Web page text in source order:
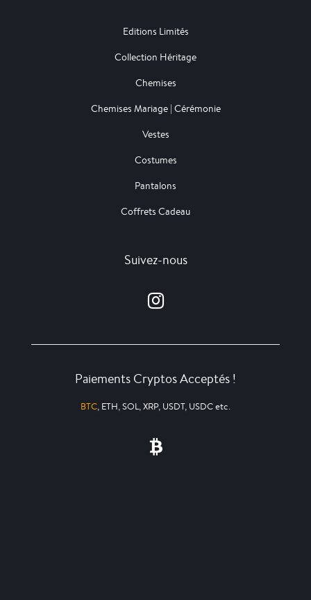
Editions Limités
Collection Héritage
Chemises
Chemises Mariage | Cérémonie
Vestes
Costumes
Pantalons
Coffrets Cadeau
Suivez-nous
Paiements Cryptos Acceptés !
BTC, ETH, SOL, XRP, USDT, USDC etc.